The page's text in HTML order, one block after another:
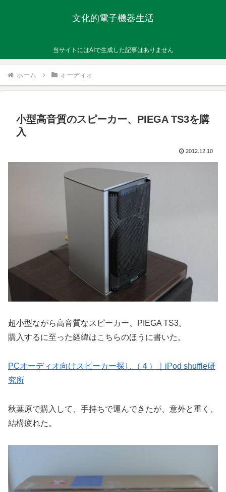
文化的電子機器生活
当サイトにはAIで生成した記事はありません
ホーム オーディオ
小型高音質のスピーカー、PIEGA TS3を購
入
2012.12.10
超小型ながら高音質なスピーカー、PIEGA TS3。
購入するに至った経緯はこちらのほうに書いた。
PCオーディオ向けスピーカー探し（４）｜iPod shuffle研
究所
秋葉原で購入して、手持ちで運んできたが、意外と重く、
結構疲れた。